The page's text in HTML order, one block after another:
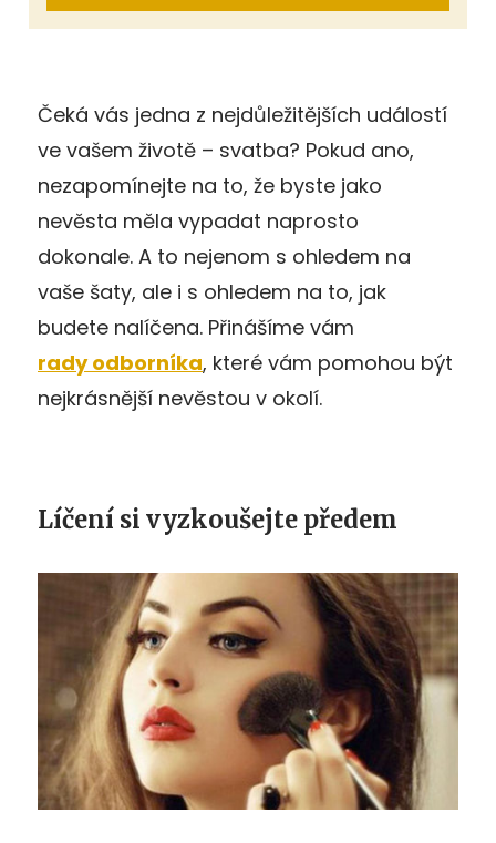
Čeká vás jedna z nejdůležitějších událostí
ve vašem životě – svatba? Pokud ano,
nezapomínejte na to, že byste jako
nevěsta měla vypadat naprosto
dokonale. A to nejenom s ohledem na
vaše šaty, ale i s ohledem na to, jak
budete nalíčena. Přinášíme vám
rady odborníka, které vám pomohou být
nejkrásnější nevěstou v okolí.
Líčení si vyzkoušejte předem